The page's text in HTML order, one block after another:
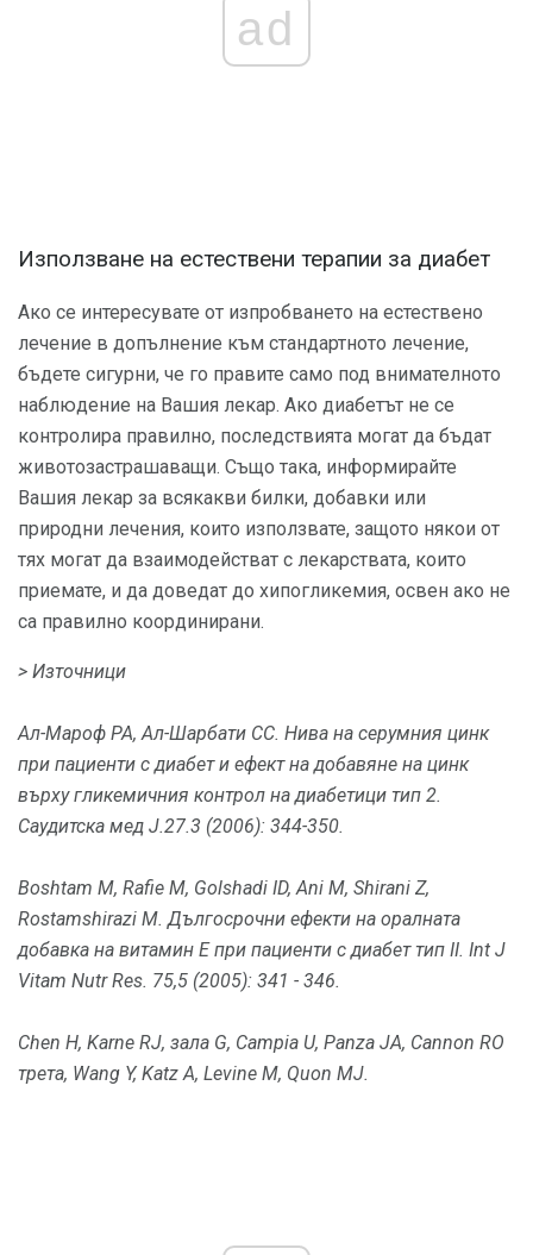
ad
Използване на естествени терапии за диабет
Ако се интересувате от изпробването на естествено
лечение в допълнение към стандартното лечение,
бъдете сигурни, че го правите само под внимателното
наблюдение на Вашия лекар. Ако диабетът не се
контролира правилно, последствията могат да бъдат
животозастрашаващи. Също така, информирайте
Вашия лекар за всякакви билки, добавки или
природни лечения, които използвате, защото някои от
тях могат да взаимодействат с лекарствата, които
приемате, и да доведат до хипогликемия, освен ако не
са правилно координирани.
> Източници
Ал-Мароф РА, Ал-Шарбати СС. Нива на серумния цинк
при пациенти с диабет и ефект на добавяне на цинк
върху гликемичния контрол на диабетици тип 2.
Саудитска мед J.27.3 (2006): 344-350.
Boshtam M, Rafie M, Golshadi ID, Ani M, Shirani Z,
Rostamshirazi M. Дългосрочни ефекти на оралната
добавка на витамин Е при пациенти с диабет тип II. Int J
Vitam Nutr Res. 75,5 (2005): 341 - 346.
Chen H, Karne RJ, зала G, Campia U, Panza JA, Cannon RO
трета, Wang Y, Katz A, Levine M, Quon MJ.